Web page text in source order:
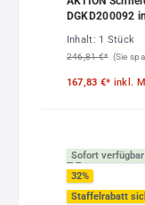
DGKD200092
Inhalt: 1 Stück
246,81 €* (Sie
167,83 €* inkl.
Sofort verfügbar
32%
Staffelrabatt